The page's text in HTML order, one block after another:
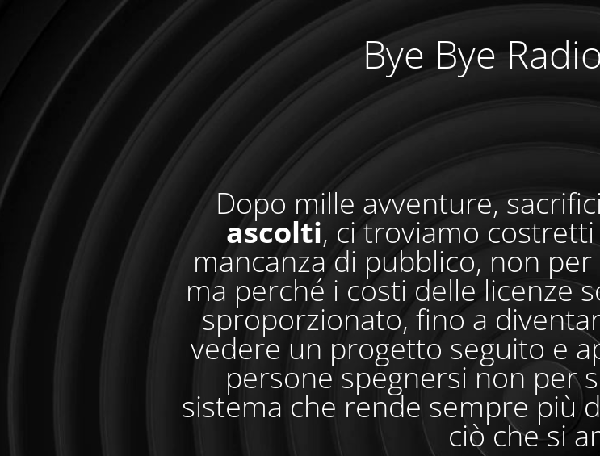
Bye Bye
Dopo mille avventure,
ascolti, ci troviamo
mancanza di pubblico, non
ma perché i costi delle licenze
sproporzionato, fino a
vedere un progetto seguito e
persone spegnersi non per
sistema che rende sempre più
ciò che si